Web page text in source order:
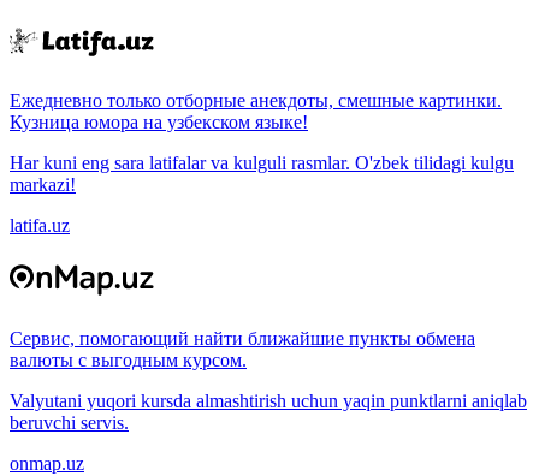
Ежедневно только отборные анекдоты, смешные картинки.
Кузница юмора на узбекском языке!
Har kuni eng sara latifalar va kulguli rasmlar. O'zbek tilidagi kulgu
markazi!
latifa.uz
Сервис, помогающий найти ближайшие пункты обмена
валюты с выгодным курсом.
Valyutani yuqori kursda almashtirish uchun yaqin punktlarni aniqlab
beruvchi servis.
onmap.uz